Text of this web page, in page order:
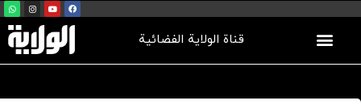
قناة الولاية الفضائية